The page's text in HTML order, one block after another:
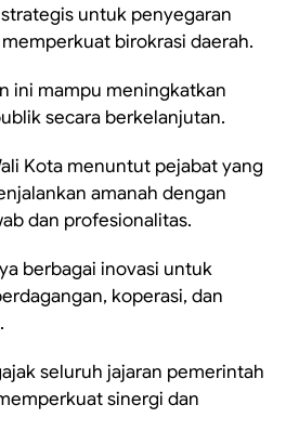
untuk penyegaran
birokrasi daerah.
ini mampu meningkatkan
secara berkelanjutan.
Kota menuntut pejabat yang
amanah dengan
dan profesionalitas.
berbagai inovasi untuk
koperasi, dan
seluruh jajaran pemerintah
sinergi dan